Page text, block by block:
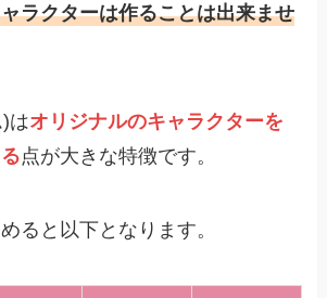
ラクターは作ることは出来ませ
はオリジナルのキャラクターを
点が大きな特徴です。
ると以下となります。